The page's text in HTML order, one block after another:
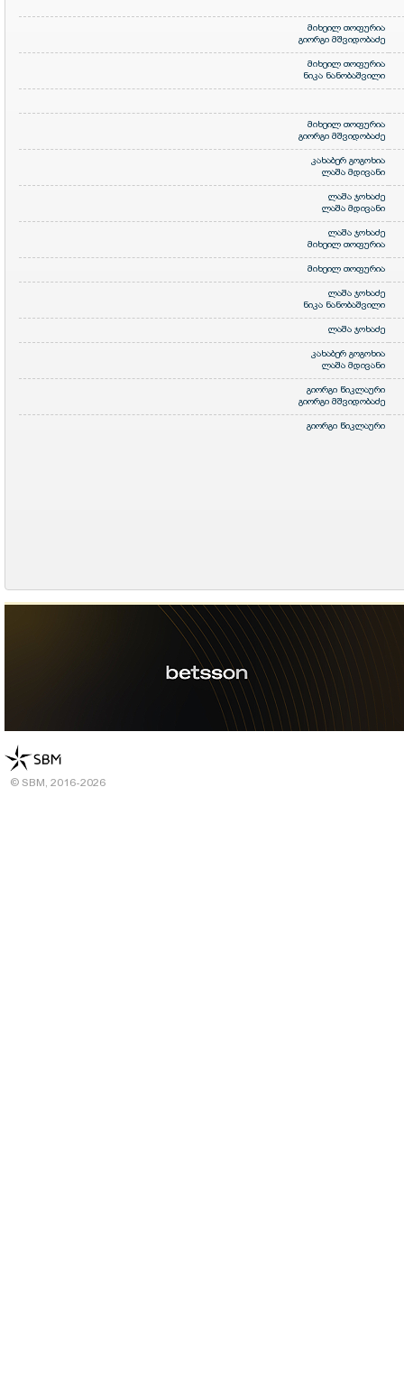
მიხეილ თოფურია
გიორგი მშვიდობაძე
მიხეილ თოფურია
ნიკა ნანობაშვილი
მიხეილ თოფურია
გიორგი მშვიდობაძე
კახაბერ გოგოხია
ლაშა მდივანი
ლაშა ჯოხაძე
ლაშა მდივანი
ლაშა ჯოხაძე
მიხეილ თოფურია
მიხეილ თოფურია
ლაშა ჯოხაძე
ნიკა ნანობაშვილი
ლაშა ჯოხაძე
კახაბერ გოგოხია
ლაშა მდივანი
გიორგი წიკლაური
გიორგი მშვიდობაძე
გიორგი წიკლაური
© SBM, 2016-2026